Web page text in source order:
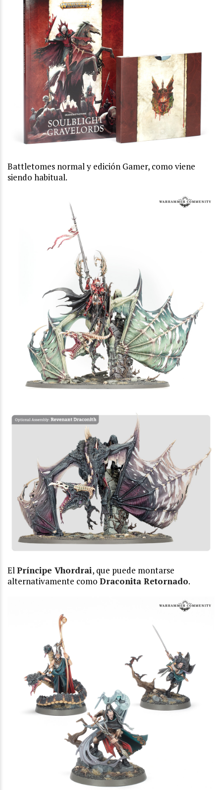
Battletomes normal y edición Gamer, como viene
siendo habitual.
ElPríncipe Vhordrai, que puede montarse
alternativamente como Draconita Retornado.